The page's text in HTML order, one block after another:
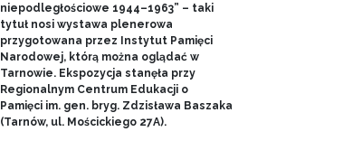
niepodległościowe 1944–1963” – taki
tytuł nosi wystawa plenerowa
przygotowana przez Instytut Pamięci
Narodowej, którą można oglądać w
Tarnowie. Ekspozycja stanęła przy
Regionalnym Centrum Edukacji o
Pamięci im. gen. bryg. Zdzisława Baszaka
(Tarnów, ul. Mościckiego 27A).